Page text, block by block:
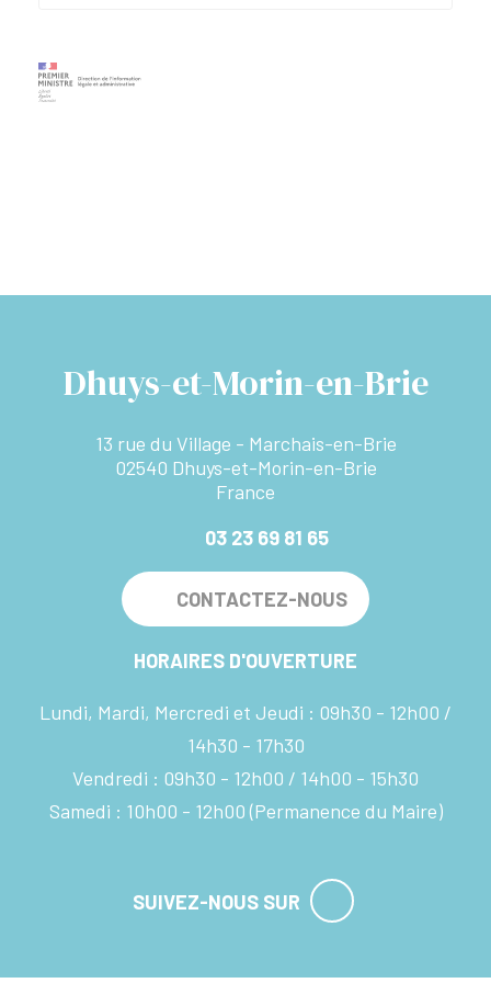
Dhuys-et-Morin-en-Brie
13 rue du Village - Marchais-en-Brie
02540 Dhuys-et-Morin-en-Brie
France
03 23 69 81 65
CONTACTEZ-NOUS
HORAIRES D'OUVERTURE
Lundi, Mardi, Mercredi et Jeudi : 09h30 - 12h00
14h30 - 17h30
Vendredi : 09h30 - 12h00
14h00 - 15h30
Samedi : 10h00 - 12h00 (Permanence du Maire)
SUIVEZ-NOUS SUR